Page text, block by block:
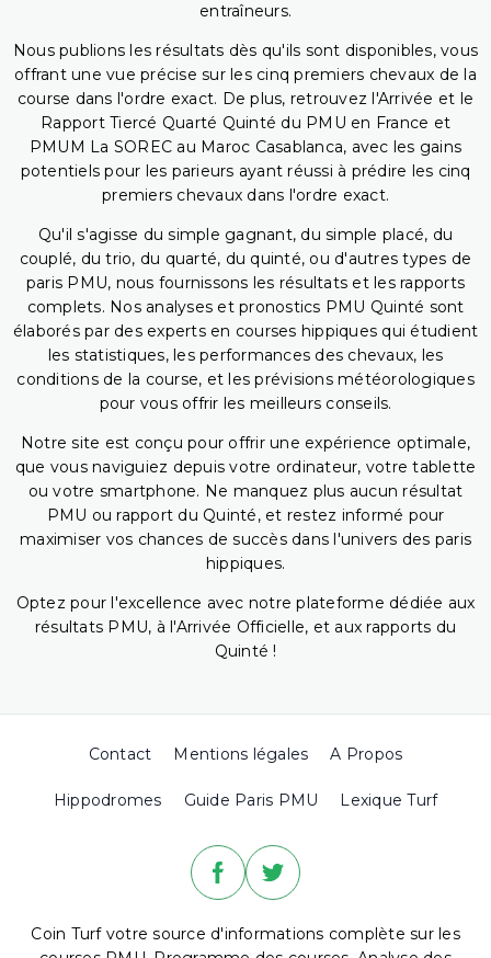
entraîneurs.
Nous publions les résultats dès qu'ils sont disponibles, vous
offrant une vue précise sur les cinq premiers chevaux de la
course dans l'ordre exact. De plus, retrouvez l'Arrivée et le
Rapport Tiercé Quarté Quinté du PMU en France et
PMUM La SOREC au Maroc Casablanca, avec les gains
potentiels pour les parieurs ayant réussi à prédire les cinq
premiers chevaux dans l'ordre exact.
Qu'il s'agisse du simple gagnant, du simple placé, du
couplé, du trio, du quarté, du quinté, ou d'autres types de
paris PMU, nous fournissons les résultats et les rapports
complets. Nos analyses et pronostics PMU Quinté sont
élaborés par des experts en courses hippiques qui étudient
les statistiques, les performances des chevaux, les
conditions de la course, et les prévisions météorologiques
pour vous offrir les meilleurs conseils.
Notre site est conçu pour offrir une expérience optimale,
que vous naviguiez depuis votre ordinateur, votre tablette
ou votre smartphone. Ne manquez plus aucun résultat
PMU ou rapport du Quinté, et restez informé pour
maximiser vos chances de succès dans l'univers des paris
hippiques.
Optez pour l'excellence avec notre plateforme dédiée aux
résultats PMU, à l'Arrivée Officielle, et aux rapports du
Quinté !
Contact Mentions légales A Propos
Hippodromes Guide Paris PMU Lexique Turf
Coin Turf votre source d'informations complète sur les